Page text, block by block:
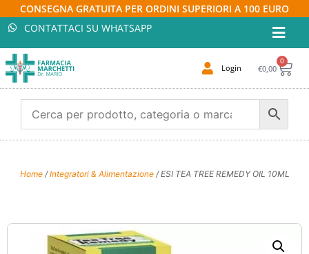
CONSEGNA GRATUITA PER ORDINI SUPERIORI A 100 EURO
CONTATTACI SU WHATSAPP
Login €0,00
0
Home/Integratori & Alimentazione/ ESI TEA TREE REMEDY OIL 10ML